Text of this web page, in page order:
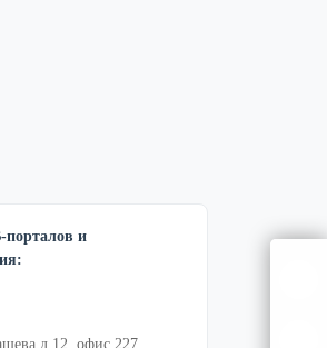
порталов и
д.12, офис 227